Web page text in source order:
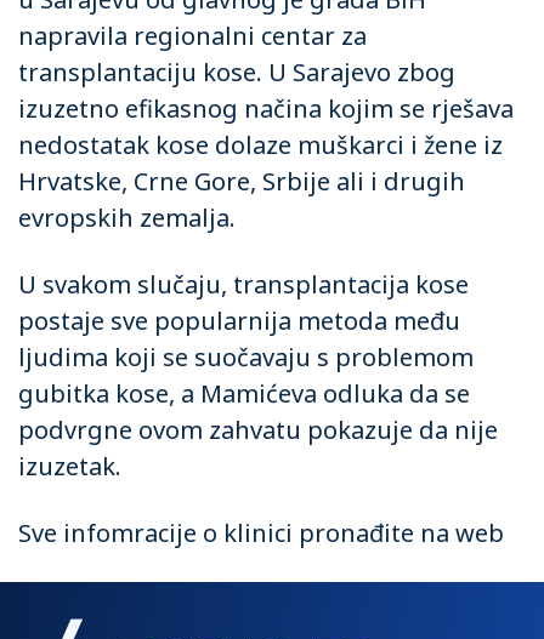
napravila regionalni centar za
transplantaciju kose. U Sarajevo zbog
izuzetno efikasnog načina kojim se rješava
nedostatak kose dolaze muškarci i žene iz
Hrvatske, Crne Gore, Srbije ali i drugih
evropskih zemalja.
U svakom slučaju, transplantacija kose
postaje sve popularnija metoda među
ljudima koji se suočavaju s problemom
gubitka kose, a Mamićeva odluka da se
podvrgne ovom zahvatu pokazuje da nije
izuzetak.
Sve infomracije o klinici pronađite na web